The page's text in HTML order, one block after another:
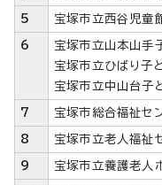
5 宝塚市立西谷児童
6
宝塚市立山本山手
宝塚市立ひばり子
宝塚市立中山台子
7 宝塚市総合福祉セ
8 宝塚市立老人福祉
9 宝塚市立養護老人